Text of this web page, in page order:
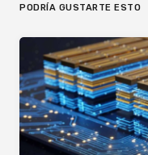
PODRÍA GUSTARTE ESTO